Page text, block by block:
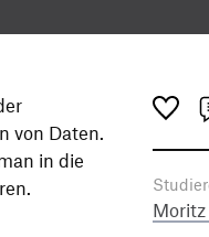
von Daten.
in die